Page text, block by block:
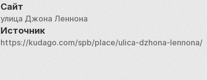
Сайт
улица Джона Леннона
Источник
https://kudago.com/spb/place/ulica-dzhona-lennona/